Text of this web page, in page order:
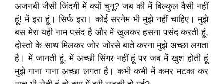
अजनबी जैसी जिंदगी में क्यों चुनू? जब की में बिल्कुल वैसी नहीं
हूं! में इरा हूं। सिर्फ इरा। कोई सरनेम भी मुझे नहीं चाहिए। मुझे
बस मेरा यही नाम पसंद है और में खुलकर हसना पसंद करती हूं,
दोस्तो के साथ मिलकर जोर जोरसे बाते करना मुझे अच्छा लगता
है। में जानती हूं, में अच्छी सिंगर नहीं हूं पर जब में खुश होती हूं
मुझे गाना गाना अच्छा लगता है। कभी कभी में कमर मटका कर